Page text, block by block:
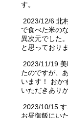
す。
2023/12/6 北
で食べた米の
異次元でした
と思っており
2023/11/19
たのですが、
います！ おか
いただきあり
2023/10/15
お昼御飯にい